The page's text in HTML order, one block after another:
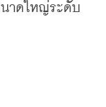
าดใหญ่ระดับ